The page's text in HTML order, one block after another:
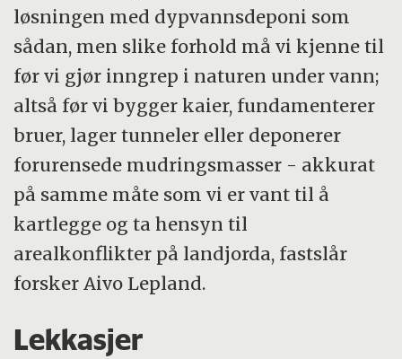
løsningen med dypvannsdeponi som
sådan, men slike forhold må vi kjenne til
før vi gjør inngrep i naturen under vann;
altså før vi bygger kaier, fundamenterer
bruer, lager tunneler eller deponerer
forurensede mudringsmasser - akkurat
på samme måte som vi er vant til å
kartlegge og ta hensyn til
arealkonflikter på landjorda, fastslår
forsker Aivo Lepland.
Lekkasjer